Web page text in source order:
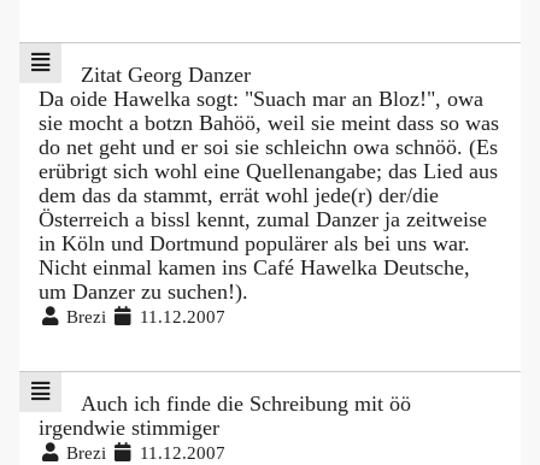
Zitat Georg Danzer
Da oide Hawelka sogt: "Suach mar an Bloz!", owa
sie mocht a botzn Bahöö, weil sie meint dass so was
do net geht und er soi sie schleichn owa schnöö. (Es
erübrigt sich wohl eine Quellenangabe; das Lied aus
dem das da stammt, errät wohl jede(r) der/die
Österreich a bissl kennt, zumal Danzer ja zeitweise
in Köln und Dortmund populärer als bei uns war.
Nicht einmal kamen ins Café Hawelka Deutsche,
um Danzer zu suchen!).
Brezi 11.12.2007
Auch ich finde die Schreibung mit öö
irgendwie stimmiger
Brezi 11.12.2007